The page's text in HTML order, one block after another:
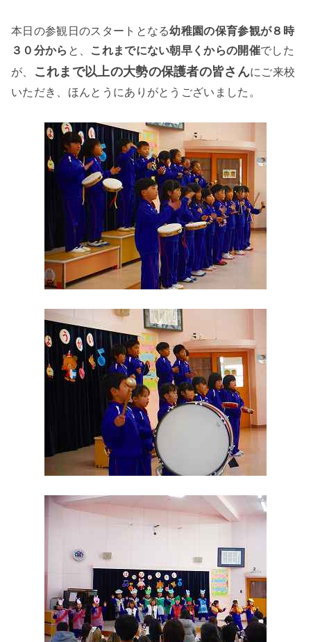
本日の参観日のスタートとなる幼稚園の保育参観が８時
３０分から と、 これまでにない朝早くからの開催でした
が、
これまで以上の大勢の保護者の皆さんにご来校
いただき、ほんとうにありがとうございました。